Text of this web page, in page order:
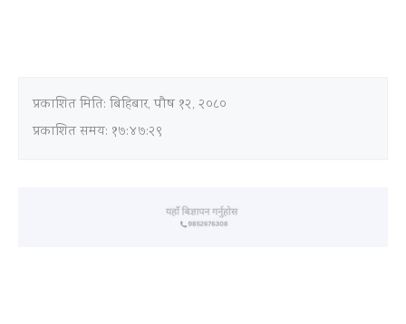
प्रकाशित मिति: बिहिबार, पौष १२, २०८०
प्रकाशित समय: १७:४७:२९